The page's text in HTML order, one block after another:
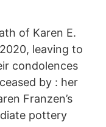
of Karen E.
leaving to
condolences
by : her
Franzen’s
pottery